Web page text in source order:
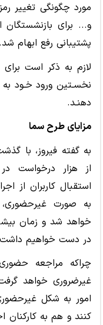
مورد چگونگی تغییر
و... برای
پشتیبانی رفع ابهام شد.
لازم به ذکر است برای
نخسـتین ورود خـود به
دهنـد.
مزایای طرح سما
به گفته فیروز، با
از هزار درخواست
استقبال کاربران از
به صورت غیرحضوری،
خواهد شد و زمان
در دست خواهیم
چراکه مراجعه
غیرضروری خواهد
امور به شکل
کنند و هم به کارکنان